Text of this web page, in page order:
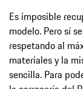
Es imposible
modelo. Pero sí
respetando al
materiales y la
sencilla. Para